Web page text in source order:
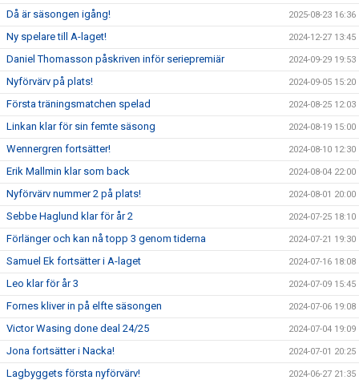
Då är säsongen igång! 2025-08-23 16:36
Ny spelare till A-laget! 2024-12-27 13:45
Daniel Thomasson påskriven inför seriepremiär 2024-09-29 19:53
Nyförvärv på plats! 2024-09-05 15:20
Första träningsmatchen spelad 2024-08-25 12:03
Linkan klar för sin femte säsong 2024-08-19 15:00
Wennergren fortsätter! 2024-08-10 12:30
Erik Mallmin klar som back 2024-08-04 22:00
Nyförvärv nummer 2 på plats! 2024-08-01 20:00
Sebbe Haglund klar för år 2 2024-07-25 18:10
Förlänger och kan nå topp 3 genom tiderna 2024-07-21 19:30
Samuel Ek fortsätter i A-laget 2024-07-16 18:08
Leo klar för år 3 2024-07-09 15:45
Fornes kliver in på elfte säsongen 2024-07-06 19:08
Victor Wasing done deal 24/25 2024-07-04 19:09
Jona fortsätter i Nacka! 2024-07-01 20:25
Lagbyggets första nyförvärv! 2024-06-27 21:35